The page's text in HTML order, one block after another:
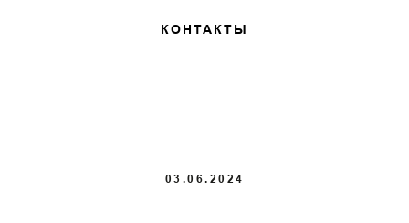
КОНТАКТЫ
03.06.2024